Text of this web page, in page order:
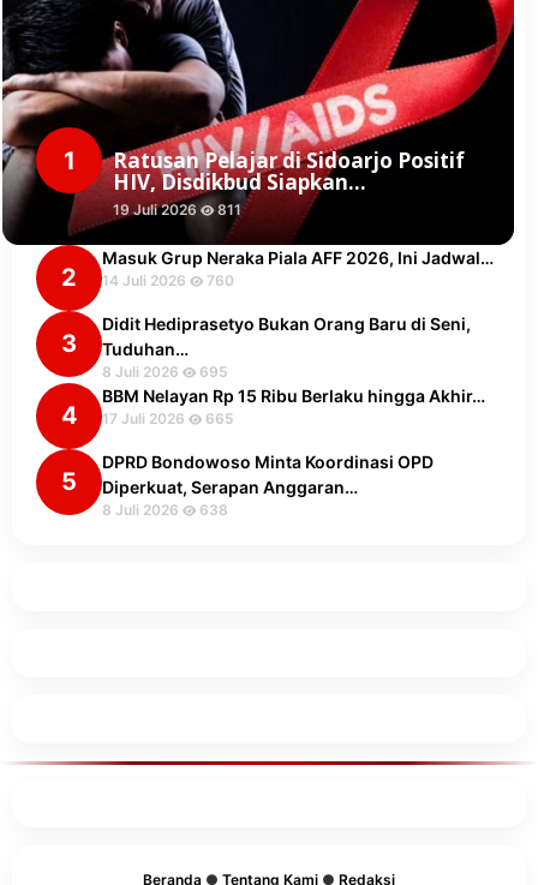
1 Ratusan Pelajar di Sidoarjo Positif
HIV, Disdikbud Siapkan…
19 Juli 2026 811
2
Masuk Grup Neraka Piala AFF 2026, Ini Jadwal…
14 Juli 2026 760
3
Didit Hediprasetyo Bukan Orang Baru di Seni,
Tuduhan…
8 Juli 2026 695
4
BBM Nelayan Rp 15 Ribu Berlaku hingga Akhir…
17 Juli 2026 665
5
DPRD Bondowoso Minta Koordinasi OPD
Diperkuat, Serapan Anggaran…
8 Juli 2026 638
Beranda ● Tentang Kami ● Redaksi